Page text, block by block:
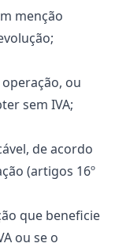
menção
ou
sem IVA;
de acordo
(artigos 16º
que beneficie
ou se o